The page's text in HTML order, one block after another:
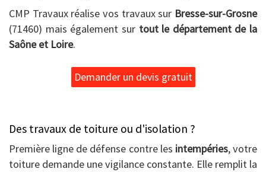
CMP Travaux réalise vos travaux sur Bresse-sur-Grosne
(71460) mais également sur tout le département de la
Saône et Loire.
Demander un devis gratuit
Des travaux de toiture ou d'isolation ?
Première ligne de défense contre les intempéries, votre
toiture demande une vigilance constante. Elle remplit la